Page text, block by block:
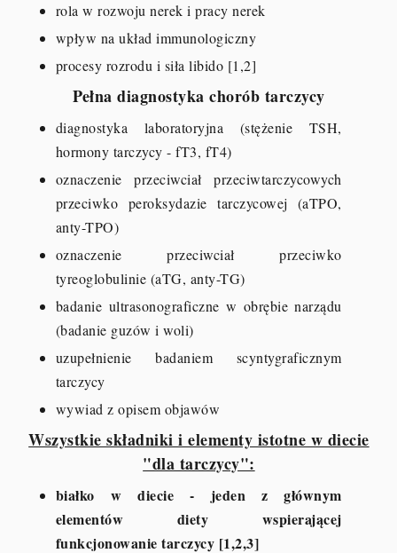
rola w rozwoju nerek i pracy nerek
wpływ na układ immunologiczny
procesy rozrodu i siła libido [1,2]
Pełna diagnostyka chorób tarczycy
diagnostyka laboratoryjna (stężenie TSH,
hormony tarczycy - fT3, fT4)
oznaczenie przeciwciał przeciwtarczycowych
przeciwko peroksydazie tarczycowej (aTPO,
anty-TPO)
oznaczenie przeciwciał przeciwko
tyreoglobulinie (aTG, anty-TG)
badanie ultrasonograficzne w obrębie narządu
(badanie guzów i woli)
uzupełnienie badaniem scyntygraficznym
tarczycy
wywiad z opisem objawów
Wszystkie składniki i elementy istotne w diecie
"dla tarczycy":
białko w diecie - jeden z głównym
elementów diety wspierającej
funkcjonowanie tarczycy [1,2,3]